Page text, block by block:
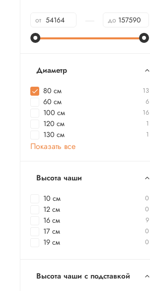
от до
Диаметр
80 см 13
60 см 6
100 см 16
120 см 1
130 см 1
Показать все
Высота чаши
10 см 0
12 см 0
16 см 9
17 см 0
19 см 0
Высота чаши с подставкой